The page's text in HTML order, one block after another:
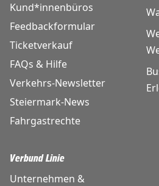
Kund*innenbüros
Feedbackformular
Ticketverkauf
FAQs & Hilfe
Verkehrs-Newsletter
Steiermark-News
Fahrgastrechte
Verbund Linie
Unternehmen &